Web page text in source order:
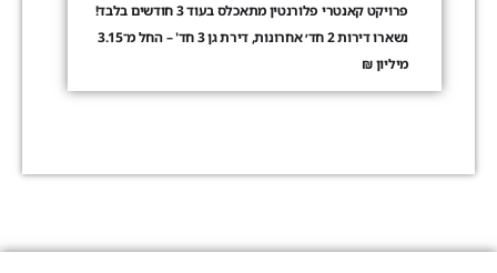
פרויקט קאנטרי פלורנטין מתאכלס בעוד 3 חודשים בלבד!
נשארו דירות 2 חד׳ אחרונות, דירת גן 3 חד' – החל מ־3.15
מיליון ₪